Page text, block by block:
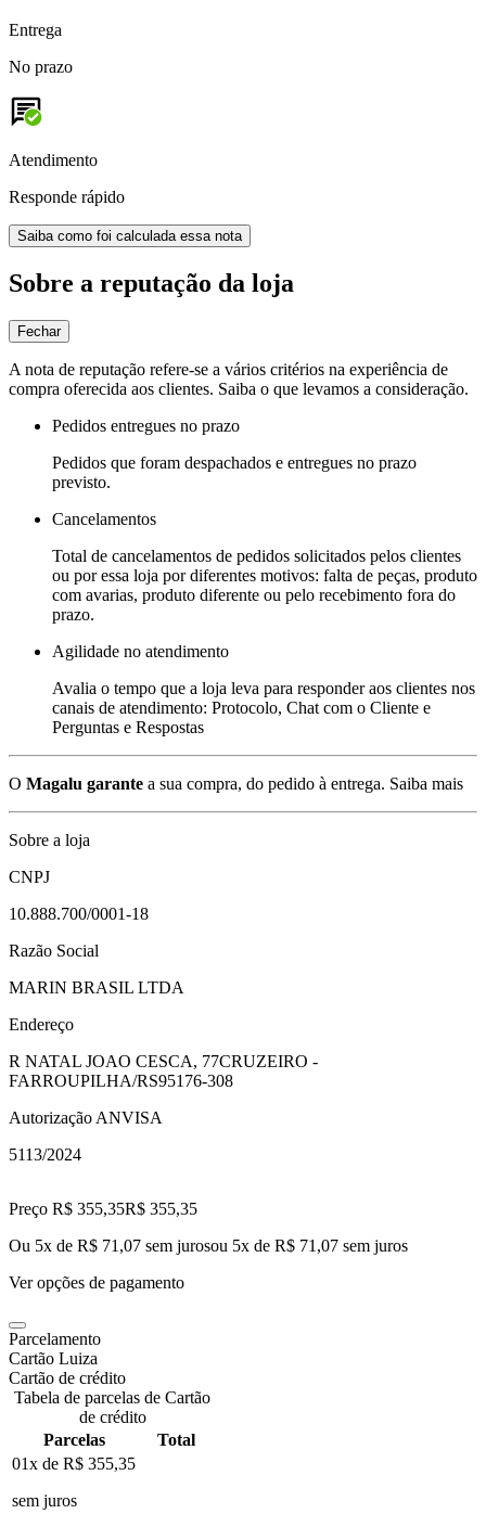
Entrega
No prazo
Atendimento
Responde rápido
Saiba como foi calculada essa nota
Sobre a reputação da loja
Fechar
A nota de reputação refere-se a vários critérios na experiência de
compra oferecida aos clientes. Saiba o que levamos a consideração.
Pedidos entregues no prazo
Pedidos que foram despachados e entregues no prazo
previsto.
Cancelamentos
Total de cancelamentos de pedidos solicitados pelos clientes
ou por essa loja por diferentes motivos: falta de peças, produto
com avarias, produto diferente ou pelo recebimento fora do
prazo.
Agilidade no atendimento
Avalia o tempo que a loja leva para responder aos clientes nos
canais de atendimento: Protocolo, Chat com o Cliente e
Perguntas e Respostas
O Magalu garante a sua compra, do pedido à entrega. Saiba mais
Sobre a loja
CNPJ
10.888.700/0001-18
Razão Social
MARIN BRASIL LTDA
Endereço
R NATAL JOAO CESCA, 77CRUZEIRO -
FARROUPILHA/RS95176-308
Autorização ANVISA
5113/2024
Preço R$ 355,35R$ 355,35
Ou 5x de R$ 71,07 sem jurosou 5x de R$ 71,07 sem juros
Ver opções de pagamento
Parcelamento
Cartão Luiza
Cartão de crédito
Tabela de parcelas de Cartão
de crédito
Parcelas
Total
01x de R$ 355,35
sem juros